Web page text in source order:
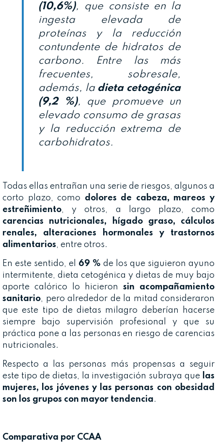
(10,6%), que consiste en la
ingesta elevada de
proteínas y la reducción
contundente de hidratos de
carbono. Entre las más
frecuentes, sobresale,
además, la dieta cetogénica
(9,2 %), que promueve un
elevado consumo de grasas
y la reducción extrema de
carbohidratos.
Todas ellas entrañan una serie de riesgos, algunos a
corto plazo, como dolores de cabeza, mareos y
estreñimiento, y otros, a largo plazo, como
carencias nutricionales, hígado graso, cálculos
renales, alteraciones hormonales y trastornos
alimentarios, entre otros.
En este sentido, el 69 % de los que siguieron ayuno
intermitente, dieta cetogénica y dietas de muy bajo
aporte calórico lo hicieron sin acompañamiento
sanitario, pero alrededor de la mitad consideraron
que este tipo de dietas milagro deberían hacerse
siempre bajo supervisión profesional y que su
práctica pone a las personas en riesgo de carencias
nutricionales.
Respecto a las personas más propensas a seguir
este tipo de dietas, la investigación subraya que las
mujeres, los jóvenes y las personas con obesidad
son los grupos con mayor tendencia.
Comparativa por CCAA